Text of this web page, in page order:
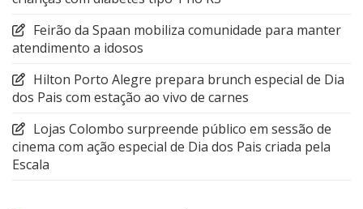
Feirão da Spaan mobiliza comunidade para manter
atendimento a idosos
Hilton Porto Alegre prepara brunch especial de Dia
dos Pais com estação ao vivo de carnes
Lojas Colombo surpreende público em sessão de
cinema com ação especial de Dia dos Pais criada pela
Escala